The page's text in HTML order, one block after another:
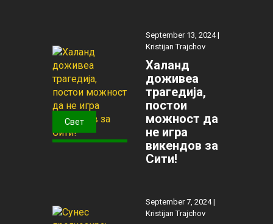
Свет
September 13, 2024 |
Kristijan Trajchov
Халанд
доживеа
трагедија,
постои
можност да
не игра
викендов за
Сити!
September 7, 2024 |
Kristijan Trajchov